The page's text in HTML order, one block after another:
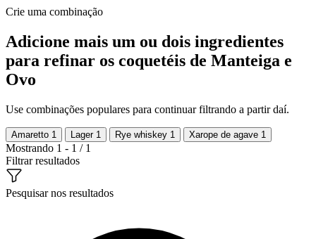
Crie uma combinação
Adicione mais um ou dois ingredientes
para refinar os coquetéis de Manteiga e
Ovo
Use combinações populares para continuar filtrando a partir daí.
Amaretto 1 Lager 1 Rye whiskey 1 Xarope de agave 1
Mostrando 1 - 1 / 1
Filtrar resultados
Pesquisar nos resultados